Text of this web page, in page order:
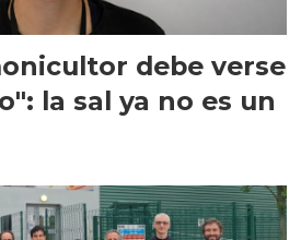
debe verse
la sal ya no es un